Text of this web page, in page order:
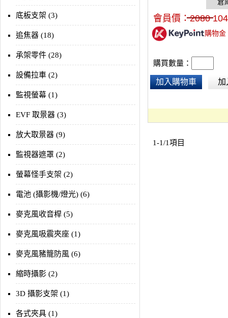
底板支架 (3)
追焦器 (18)
承架零件 (28)
設備拉車 (2)
監視螢幕 (1)
EVF 取景器 (3)
放大取景器 (9)
監視器遮罩 (2)
螢幕怪手支架 (2)
電池 (攝影機/燈光) (6)
麥克風收音桿 (5)
麥克風吸震夾座 (1)
麥克風豬籠防風 (6)
縮時攝影 (2)
3D 攝影支架 (1)
各式夾具 (1)
會員價：2080
購物金
購買數量：
加入購物車 加
1-1/1項目